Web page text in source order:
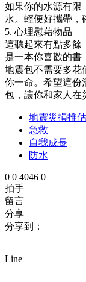
如果你的水源有限
水。輕便好攜帶，
5. 心理慰藉物品
這聽起來有點多餘
是一本你喜歡的書
地震包不需要多花
你一命。希望這份
包，讓你和家人在
地震災損推估
急救
自我成長
防水
0 0 4046 0
拍手
留言
分享
分享到：
Line